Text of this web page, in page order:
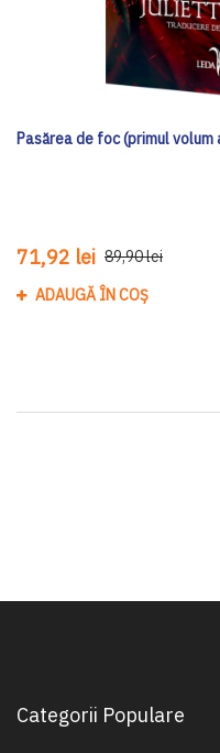
Pasărea de foc (primul
71,92 lei 89,90 lei
ADAUGĂ ÎN COȘ
Categorii Populare